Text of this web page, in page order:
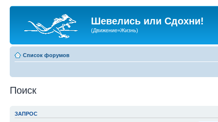
Шевелись или Сдохни!
(Движение=Жизнь)
Список форумов
Поиск
ЗАПРОС